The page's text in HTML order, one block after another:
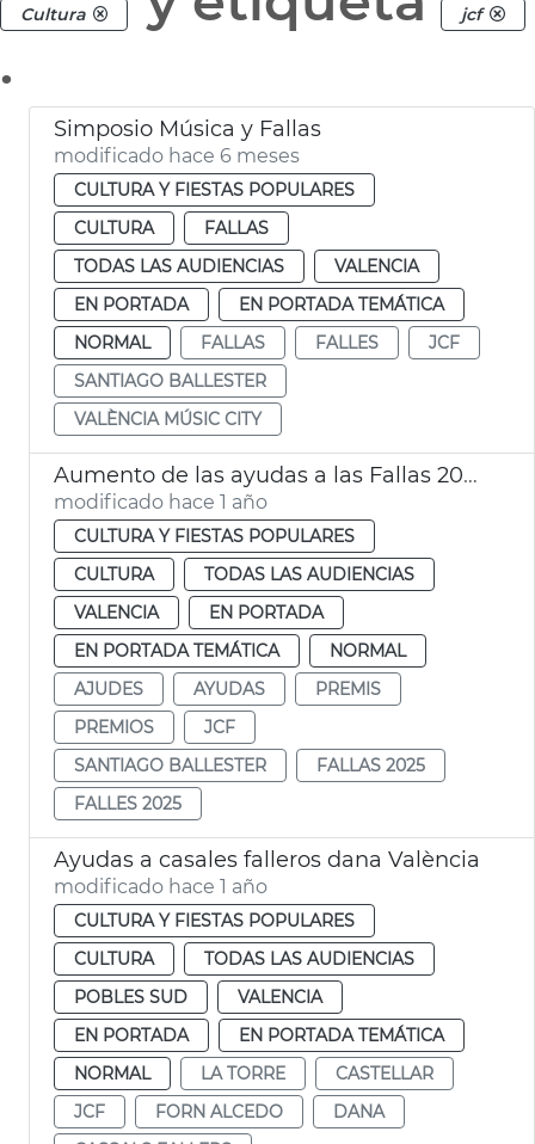
Cultura jcf
.
Simposio Música y Fallas
modificado hace 6 meses
CULTURA Y FIESTAS POPULARES
CULTURA
FALLAS
TODAS LAS AUDIENCIAS
VALENCIA
EN PORTADA
EN PORTADA TEMÁTICA
NORMAL
FALLAS FALLES
JCF
SANTIAGO BALLESTER
VALÈNCIA MÚSIC CITY
Aumento de las ayudas a las Fallas 2025
modificado hace 1 año
CULTURA Y FIESTAS POPULARES
CULTURA
TODAS LAS AUDIENCIAS
VALENCIA
EN PORTADA
EN PORTADA TEMÁTICA
NORMAL
AJUDES
AYUDAS
PREMIS
PREMIOS
JCF
SANTIAGO BALLESTER
FALLAS 2025
FALLES 2025
Ayudas a casales falleros dana València
modificado hace 1 año
CULTURA Y FIESTAS POPULARES
CULTURA
TODAS LAS AUDIENCIAS
POBLES SUD
VALENCIA
EN PORTADA
EN PORTADA TEMÁTICA
NORMAL
LA TORRE
CASTELLAR
JCF
FORN ALCEDO
DANA